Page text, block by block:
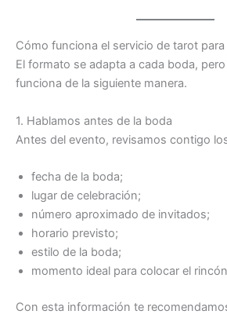
Cómo funciona el servicio de tarot
El formato se adapta a cada boda,
funciona de la siguiente manera.
1. Hablamos antes de la boda
Antes del evento, revisamos contigo
fecha de la boda;
lugar de celebración;
número aproximado de invitados;
horario previsto;
estilo de la boda;
momento ideal para colocar el
Con esta información te